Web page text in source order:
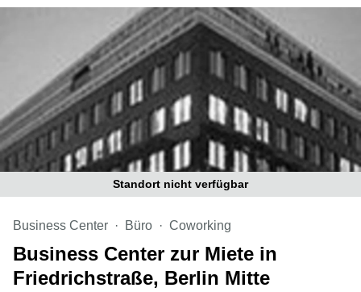
Hannover
mieten
Neuss
Büro
mieten
Hamburg
Berlin
Mitte
Büro
mieten
Düsseldorf
Torgauer
Mainzer
Landstraße
69
Frankfurt
Str. 720-
726 Köln
Standort nicht verfügbar
Business Center Büro Coworking
Business Center zur Miete in
Friedrichstraße, Berlin Mitte